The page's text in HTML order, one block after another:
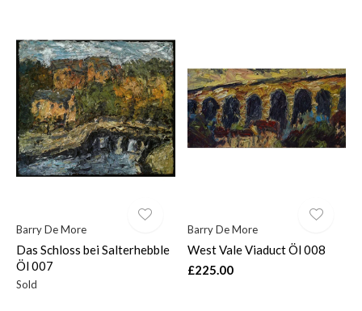
Barry De More
Das Schloss bei Salterhebble
Öl 007
Sold
Barry De More
West Vale Viaduct Öl 008
£225.00